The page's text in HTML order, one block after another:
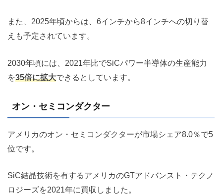
また、2025年頃からは、6インチから8インチへの切り替
えも予定されています。
2030年頃には、2021年比でSiCパワー半導体の生産能力
を35倍に拡大できるとしています。
オン・セミコンダクター
アメリカのオン・セミコンダクターが市場シェア8.0％で5
位です。
SiC結晶技術を有するアメリカのGTアドバンスト・テクノ
ロジーズを2021年に買収しました。